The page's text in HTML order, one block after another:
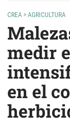
CREA >AGRICULTURA
medir
en el